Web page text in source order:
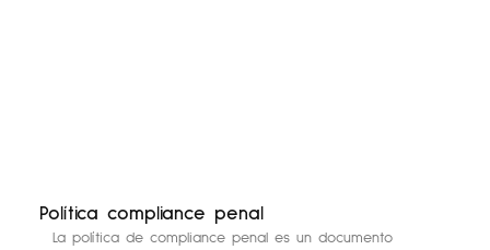
Política compliance penal
La política de compliance penal es un documento